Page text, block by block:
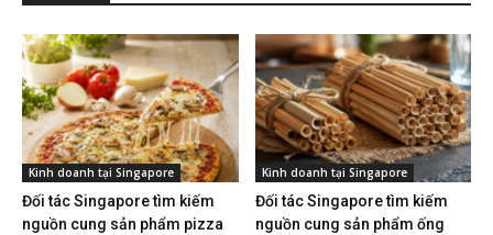
Kinh doanh tại Singapore
Đối tác Singapore tìm kiếm
nguồn cung sản phẩm pizza
Kinh doanh tại Singapore
Đối tác Singapore tìm kiếm
nguồn cung sản phẩm ống